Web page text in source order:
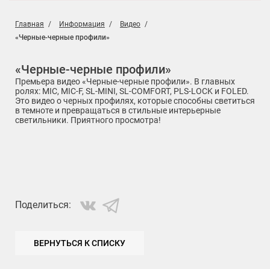
Главная Информация
Видео
«Черные-черные профили»
«Черные-черные профили»
Премьера видео «Черные-черные профили». В главных
ролях: MIC, MIC-F, SL-MINI, SL-COMFORT, PLS-LOCK и FOLED.
Это видео о черных профилях, которые способны светиться
в темноте и превращаться в стильные интерьерные
светильники. Приятного просмотра!
ВЕРНУТЬСЯ К СПИСКУ